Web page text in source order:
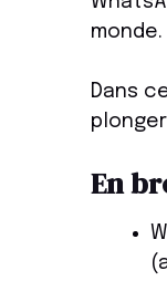
monde.
Dans
En